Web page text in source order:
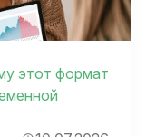
этот формат